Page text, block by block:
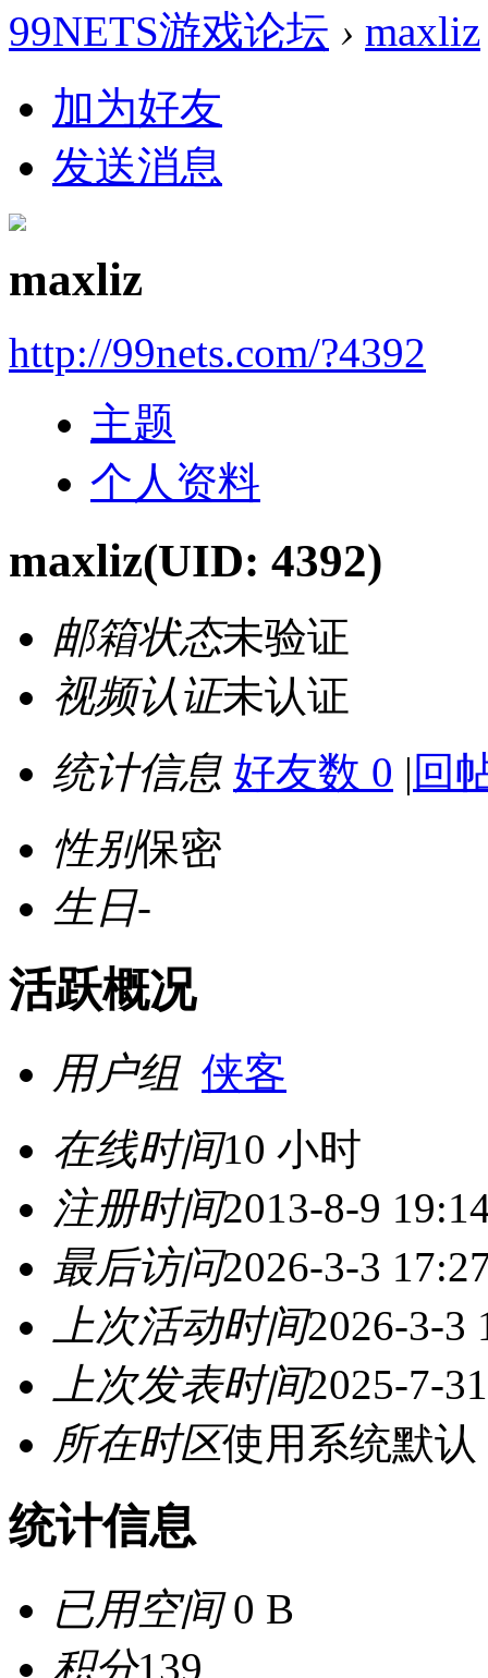
99NETS游戏论坛 › maxliz
加为好友
发送消息
maxliz
http://99nets.com/?4392
主题
个人资料
maxliz(UID: 4392)
邮箱状态未验证
视频认证未认证
统计信息 好友数 0 | 回
性别保密
生日-
活跃概况
用户组 侠客
在线时间10 小时
注册时间2013-8-9
最后访问2026-3-3
上次活动时间2026-3-3
上次发表时间2025-7-
所在时区使用系统默认
统计信息
已用空间0 B
积分139